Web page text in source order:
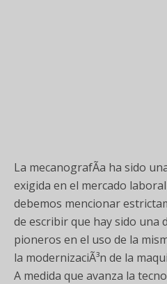
La mecanografÃ­a ha sido
exigida en el mercado
debemos mencionar
de escribir que hay sido una
pioneros en el uso de la
la modernizaciÃ³n de la
A medida que avanza la